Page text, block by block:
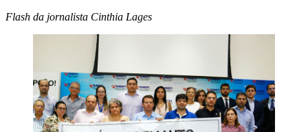
Flash da jornalista Cinthia Lages